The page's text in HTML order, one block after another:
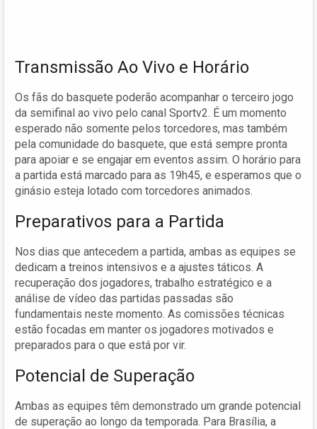
Transmissão Ao Vivo e Horário
Os fãs do basquete poderão acompanhar o terceiro jogo
da semifinal ao vivo pelo canal Sportv2. É um momento
esperado não somente pelos torcedores, mas também
pela comunidade do basquete, que está sempre pronta
para apoiar e se engajar em eventos assim. O horário para
a partida está marcado para as 19h45, e esperamos que o
ginásio esteja lotado com torcedores animados.
Preparativos para a Partida
Nos dias que antecedem a partida, ambas as equipes se
dedicam a treinos intensivos e a ajustes táticos. A
recuperação dos jogadores, trabalho estratégico e a
análise de vídeo das partidas passadas são
fundamentais neste momento. As comissões técnicas
estão focadas em manter os jogadores motivados e
preparados para o que está por vir.
Potencial de Superação
Ambas as equipes têm demonstrado um grande potencial
de superação ao longo da temporada. Para Brasília, a